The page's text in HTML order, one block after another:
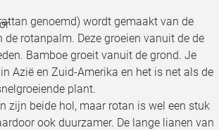
genoemd) wordt gemaakt van de
de rotanpalm. Deze groeien vanuit de de
Bamboe groeit vanuit de grond. Je
Azië en Zuid-Amerika en het is net als de
plant.
zijn beide hol, maar rotan is wel een stuk
ook duurzamer. De lange lianen van